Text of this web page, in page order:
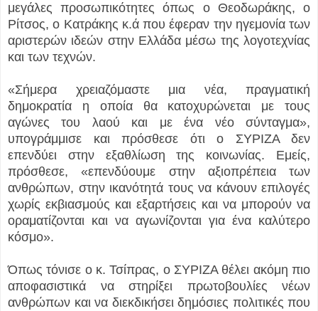
μεγάλες προσωπικότητες όπως ο Θεοδωράκης, ο
Ρίτσος, ο Κατράκης κ.ά που έφεραν την ηγεμονία των
αριστερών ιδεών στην Ελλάδα μέσω της λογοτεχνίας
και των τεχνών.
«Σήμερα χρειαζόμαστε μια νέα, πραγματική
δημοκρατία η οποία θα κατοχυρώνεται με τους
αγώνες του λαού και με ένα νέο σύνταγμα»,
υπογράμμισε και πρόσθεσε ότι ο ΣΥΡΙΖΑ δεν
επενδύει στην εξαθλίωση της κοινωνίας. Εμείς,
πρόσθεσε, «επενδύουμε στην αξιοπρέπεια των
ανθρώπων, στην ικανότητά τους να κάνουν επιλογές
χωρίς εκβιασμούς και εξαρτήσεις και να μπορούν να
οραματίζονται και να αγωνίζονται για ένα καλύτερο
κόσμο».
Όπως τόνισε ο κ. Τσίπρας, ο ΣΥΡΙΖΑ θέλει ακόμη πιο
αποφασιστικά να στηρίξει πρωτοβουλίες νέων
ανθρώπων και να διεκδικήσει δημόσιες πολιτικές που